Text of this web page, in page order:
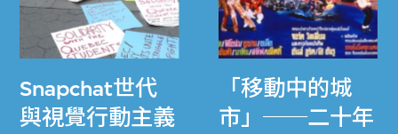
Snapchat世代
與視覺行動主義
「移動中的城
市」──二十年